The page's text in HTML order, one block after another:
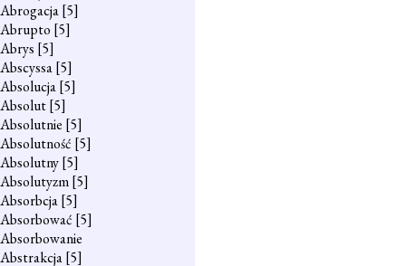
Abrogacja[5]
Abrupto [5]
Abrys [5]
Abscyssa[5]
Absolucja[5]
Absolut[5]
Absolutnie [5]
Absolutność [5]
Absolutny[5]
Absolutyzm[5]
Absorbcja[5]
Absorbować [5]
Absorbowanie
Abstrakcja[5]